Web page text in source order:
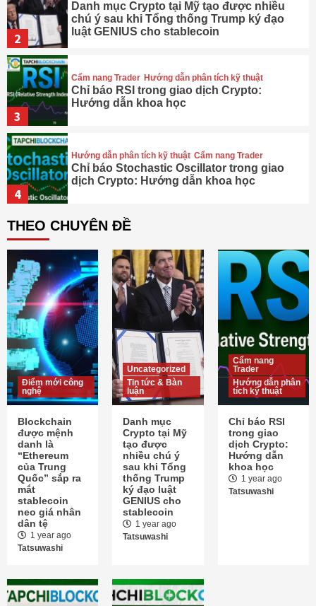
2
Danh mục Crypto tại Mỹ tạo được nhiều
chú ý sau khi Tổng thống Trump ký đạo
luật GENIUS cho stablecoin
3
Cẩm nang Trader Hướng dẫn phân tích kỹ thuật
Chỉ báo RSI trong giao dịch Crypto:
Hướng dẫn khoa học
4
Hướng dẫn phân tích kỹ thuật Cẩm nang Trader
Chỉ báo Stochastic Oscillator trong giao
dịch Crypto: Hướng dẫn khoa học
5
Hướng dẫn phân tích kỹ thuật
Hướng dẫn khoa học
1
Điểm mới công nghệ
Blockchain được mệnh danh là
“Ethereum của Trung Quốc” sắp ra mắt
stablecoin neo giá nhân dân tệ
2
Uncategorized Tin tức & Bàn luận
Danh mục Crypto tại Mỹ tạo được nhiều
chú ý sau khi Tổng thống Trump ký đạo
luật GENIUS cho stablecoin
3
Cẩm nang Trader Hướng dẫn phân tích kỹ thuật
Chỉ báo RSI trong giao dịch Crypto:
Hướng dẫn khoa học
4
THEO CHUYÊN ĐỀ
Điểm mới công
nghệ
Blockchain
được mệnh
danh là
“Ethereum
của Trung
Quốc” sắp ra
mắt
stablecoin
neo giá nhân
dân tệ
1 year ago
Tatsuwashi
Uncategorized
Tin tức & Bàn
luận
Danh mục
Crypto tại Mỹ
tạo được
nhiều chú ý
sau khi Tổng
thống Trump
ký đạo luật
GENIUS cho
stablecoin
1 year ago
Tatsuwashi
Cẩm nang
Trader
Hướng dẫn phân
tích kỹ thuật
Chỉ báo RSI
trong giao
dịch Crypto:
Hướng dẫn
khoa học
1 year ago
Tatsuwashi